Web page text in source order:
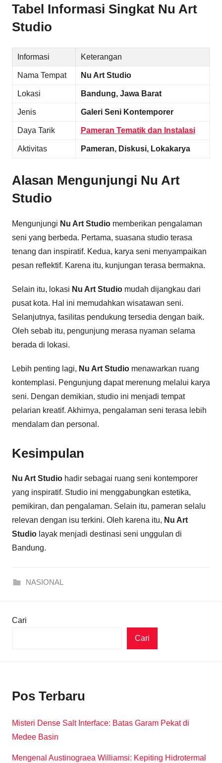
Tabel Informasi Singkat Nu Art
Studio
Informasi Keterangan
Nama Tempat Nu Art Studio
Lokasi Bandung, Jawa Barat
Jenis Galeri Seni Kontemporer
Daya Tarik Pameran Tematik dan Instalasi
Aktivitas Pameran, Diskusi, Lokakarya
Alasan Mengunjungi Nu Art
Studio
Mengunjungi Nu Art Studio memberikan pengalaman
seni yang berbeda. Pertama, suasana studio terasa
tenang dan inspiratif. Kedua, karya seni menyampaikan
pesan reflektif. Karena itu, kunjungan terasa bermakna.
Selain itu, lokasi Nu Art Studio mudah dijangkau dari
pusat kota. Hal ini memudahkan wisatawan seni.
Selanjutnya, fasilitas pendukung tersedia dengan baik.
Oleh sebab itu, pengunjung merasa nyaman selama
berada di lokasi.
Lebih penting lagi, Nu Art Studio menawarkan ruang
kontemplasi. Pengunjung dapat merenung melalui karya
seni. Dengan demikian, studio ini menjadi tempat
pelarian kreatif. Akhirnya, pengalaman seni terasa lebih
mendalam dan personal.
Kesimpulan
Nu Art Studio hadir sebagai ruang seni kontemporer
yang inspiratif. Studio ini menggabungkan estetika,
pemikiran, dan pengalaman. Selain itu, pameran selalu
relevan dengan isu terkini. Oleh karena itu, Nu Art
Studio layak menjadi destinasi seni unggulan di
Bandung.
NASIONAL
Cari
Cari
Pos Terbaru
Misteri Dense Salt Interface: Batas Garam Pekat di
Medee Basin
Mengenal Austinograea Williamsi: Kepiting Hidrotermal